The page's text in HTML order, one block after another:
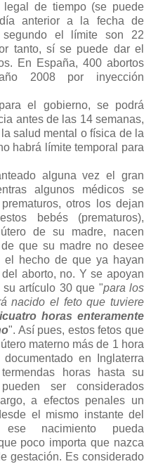
de tiempo (se puede
anterior a la fecha de
el límite son 22
tanto, sí se puede dar el
En España, 400 abortos
2008 por inyección
el gobierno, se podrá
antes de las 14 semanas,
salud mental o física de la
habrá límite temporal para
alguna vez el gran
algunos médicos se
otros los dejan
bebés (prematuros),
de su madre, nacen
que su madre no desee
hecho de que ya hayan
aborto, no. Y se apoyan
artículo 30 que "para los
nacido el feto que tuviere
horas enteramente
". Así pues, estos fetos que
materno más de 1 hora
en Inglaterra
horas hasta su
ser considerados
a efectos penales un
el mismo instante del
nacimiento pueda
poco importa que nazca
gestación. Es considerado